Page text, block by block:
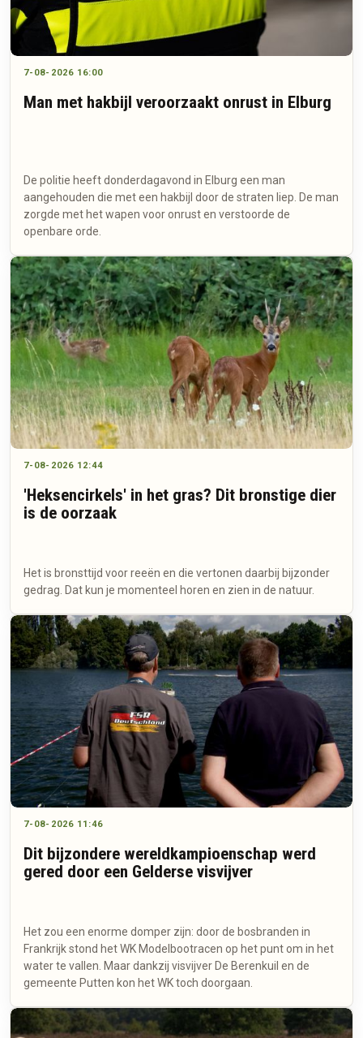
7-08-2026 16:00
Man met hakbijl veroorzaakt onrust in Elburg
De politie heeft donderdagavond in Elburg een man
aangehouden die met een hakbijl door de straten liep. De man
zorgde met het wapen voor onrust en verstoorde de
openbare orde.
7-08-2026 12:44
'Heksencirkels' in het gras? Dit bronstige dier
is de oorzaak
Het is bronsttijd voor reeën en die vertonen daarbij bijzonder
gedrag. Dat kun je momenteel horen en zien in de natuur.
7-08-2026 11:46
Dit bijzondere wereldkampioenschap werd
gered door een Gelderse visvijver
Het zou een enorme domper zijn: door de bosbranden in
Frankrijk stond het WK Modelbootracen op het punt om in het
water te vallen. Maar dankzij visvijver De Berenkuil en de
gemeente Putten kon het WK toch doorgaan.